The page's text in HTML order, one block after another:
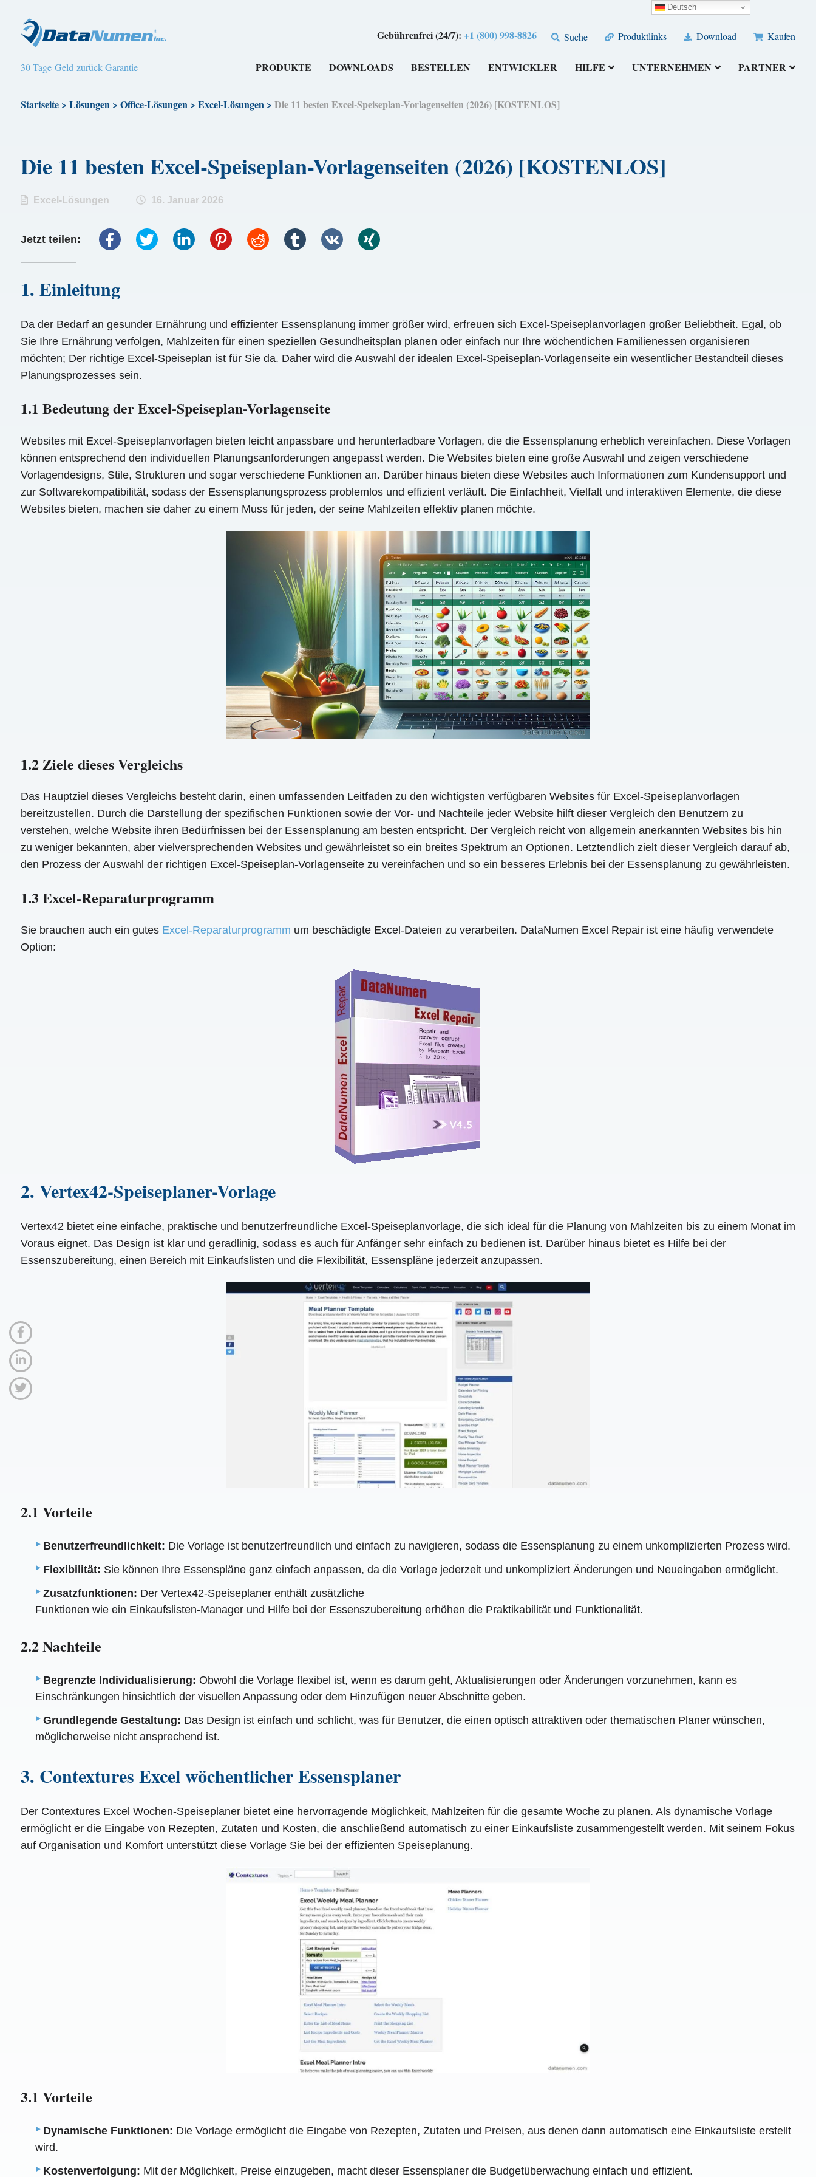
Gebührenfrei (24/7):+1 (800) 998-8826 Suche Produktlinks Download Kaufen
30-Tage-Geld-zurück-Garantie PRODUKTE DOWNLOADS BESTELLEN ENTWICKLER HILFE UNTERNEHMEN PARTNER
Startseite> Lösungen> Office-Lösungen> Excel-Lösungen> Die 11 besten Excel-Speiseplan-Vorlagenseiten (2026) [KOSTENLOS]
Die 11 besten Excel-Speiseplan-Vorlagenseiten (2026) [KOSTENLOS]
Excel-Lösungen 16. Januar 2026
Jetzt teilen:
1. Einleitung
Da der Bedarf an gesunder Ernährung und effizienter Essensplanung immer größer wird, erfreuen sich Excel-Speiseplanvorlagen großer Beliebtheit. Egal, ob
Sie Ihre Ernährung verfolgen, Mahlzeiten für einen speziellen Gesundheitsplan planen oder einfach nur Ihre wöchentlichen Familienessen organisieren
möchten; Der richtige Excel-Speiseplan ist für Sie da. Daher wird die Auswahl der idealen Excel-Speiseplan-Vorlagenseite ein wesentlicher Bestandteil dieses
Planungsprozesses sein.
1.1 Bedeutung der Excel-Speiseplan-Vorlagenseite
Websites mit Excel-Speiseplanvorlagen bieten leicht anpassbare und herunterladbare Vorlagen, die die Essensplanung erheblich vereinfachen. Diese Vorlagen
können entsprechend den individuellen Planungsanforderungen angepasst werden. Die Websites bieten eine große Auswahl und zeigen verschiedene
Vorlagendesigns, Stile, Strukturen und sogar verschiedene Funktionen an. Darüber hinaus bieten diese Websites auch Informationen zum Kundensupport und
zur Softwarekompatibilität, sodass der Essensplanungsprozess problemlos und effizient verläuft. Die Einfachheit, Vielfalt und interaktiven Elemente, die diese
Websites bieten, machen sie daher zu einem Muss für jeden, der seine Mahlzeiten effektiv planen möchte.
1.2 Ziele dieses Vergleichs
Das Hauptziel dieses Vergleichs besteht darin, einen umfassenden Leitfaden zu den wichtigsten verfügbaren Websites für Excel-Speiseplanvorlagen
bereitzustellen. Durch die Darstellung der spezifischen Funktionen sowie der Vor- und Nachteile jeder Website hilft dieser Vergleich den Benutzern zu
verstehen, welche Website ihren Bedürfnissen bei der Essensplanung am besten entspricht. Der Vergleich reicht von allgemein anerkannten Websites bis hin
zu weniger bekannten, aber vielversprechenden Websites und gewährleistet so ein breites Spektrum an Optionen. Letztendlich zielt dieser Vergleich darauf ab,
den Prozess der Auswahl der richtigen Excel-Speiseplan-Vorlagenseite zu vereinfachen und so ein besseres Erlebnis bei der Essensplanung zu gewährleisten.
1.3 Excel-Reparaturprogramm
Sie brauchen auch ein gutes Excel-Reparaturprogramm um beschädigte Excel-Dateien zu verarbeiten. DataNumen Excel Repair ist eine häufig verwendete
Option:
2. Vertex42-Speiseplaner-Vorlage
Vertex42 bietet eine einfache, praktische und benutzerfreundliche Excel-Speiseplanvorlage, die sich ideal für die Planung von Mahlzeiten bis zu einem Monat im
Voraus eignet. Das Design ist klar und geradlinig, sodass es auch für Anfänger sehr einfach zu bedienen ist. Darüber hinaus bietet es Hilfe bei der
Essenszubereitung, einen Bereich mit Einkaufslisten und die Flexibilität, Essenspläne jederzeit anzupassen.
2.1 Vorteile
Benutzerfreundlichkeit: Die Vorlage ist benutzerfreundlich und einfach zu navigieren, sodass die Essensplanung zu einem unkomplizierten Prozess wird.
Flexibilität: Sie können Ihre Essenspläne ganz einfach anpassen, da die Vorlage jederzeit und unkompliziert Änderungen und Neueingaben ermöglicht.
Zusatzfunktionen: Der Vertex42-Speiseplaner enthält zusätzliche
Funktionen wie ein Einkaufslisten-Manager und Hilfe bei der Essenszubereitung erhöhen die Praktikabilität und Funktionalität.
2.2 Nachteile
Begrenzte Individualisierung: Obwohl die Vorlage flexibel ist, wenn es darum geht, Aktualisierungen oder Änderungen vorzunehmen, kann es
Einschränkungen hinsichtlich der visuellen Anpassung oder dem Hinzufügen neuer Abschnitte geben.
Grundlegende Gestaltung: Das Design ist einfach und schlicht, was für Benutzer, die einen optisch attraktiven oder thematischen Planer wünschen,
möglicherweise nicht ansprechend ist.
3. Contextures Excel wöchentlicher Essensplaner
Der Contextures Excel Wochen-Speiseplaner bietet eine hervorragende Möglichkeit, Mahlzeiten für die gesamte Woche zu planen. Als dynamische Vorlage
ermöglicht er die Eingabe von Rezepten, Zutaten und Kosten, die anschließend automatisch zu einer Einkaufsliste zusammengestellt werden. Mit seinem Fokus
auf Organisation und Komfort unterstützt diese Vorlage Sie bei der effizienten Speiseplanung.
3.1 Vorteile
Dynamische Funktionen: Die Vorlage ermöglicht die Eingabe von Rezepten, Zutaten und Preisen, aus denen dann automatisch eine Einkaufsliste erstellt
wird.
Kostenverfolgung: Mit der Möglichkeit, Preise einzugeben, macht dieser Essensplaner die Budgetüberwachung einfach und effizient.
Deutsch